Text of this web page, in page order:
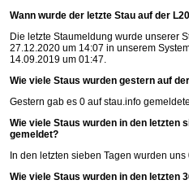
Wann wurde der letzte Stau auf der
Die letzte Staumeldung wurde unserer
27.12.2020 um 14:07 in unserem
14.09.2019 um 01:47.
Wie viele Staus wurden gestern auf
Gestern gab es 0 aufstau.info
Wie viele Staus wurden in den letzten
gemeldet?
In den letzten sieben Tagen wurden
Wie viele Staus wurden in den letzten